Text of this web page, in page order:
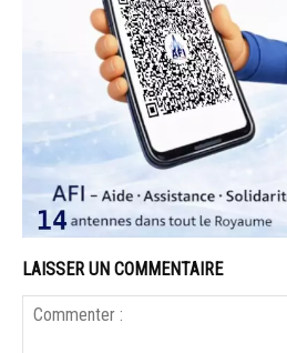
LAISSER UN COMMENTAIRE